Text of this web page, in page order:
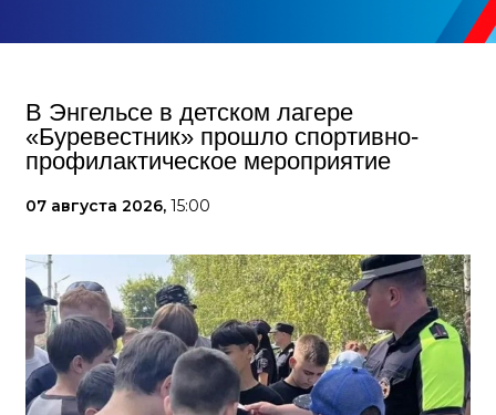
В Энгельсе в детском лагере
«Буревестник» прошло спортивно-
профилактическое мероприятие
07 августа 2026, 15:00